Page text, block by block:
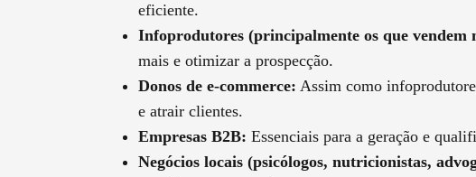
eficiente.
Infoprodutores (principalmente os que vendem
mais e otimizar a prospecção.
Donos de e-commerce: Assim como
e atrair clientes.
Empresas B2B: Essenciais para a geração e
Negócios locais (psicólogos, nutricionistas,